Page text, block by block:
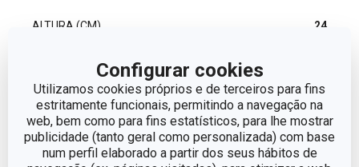
Configurar cookies
Utilizamos cookies próprios e de terceiros para fins
estritamente funcionais, permitindo a navegação na
web, bem como para fins estatísticos, para lhe mostrar
publicidade (tanto geral como personalizada) com base
num perfil elaborado a partir dos seus hábitos de
ALTURA (CM) 24
COMPRIMENTO (CM) 18
DIÂMETRO 15